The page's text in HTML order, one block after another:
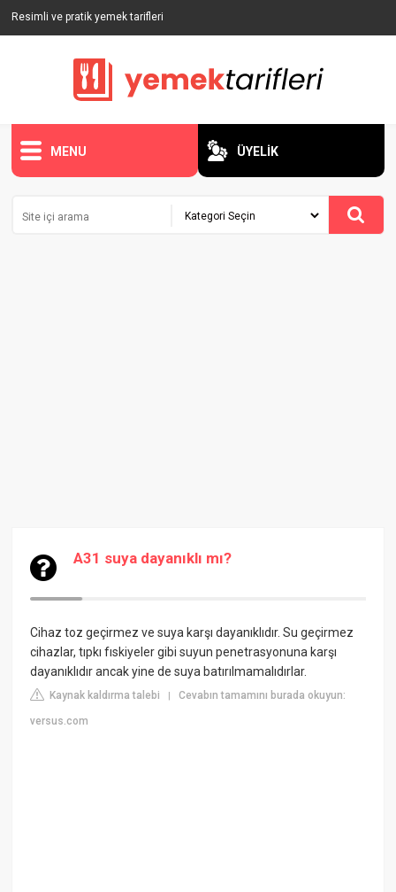
Resimli ve pratik yemek tarifleri
MENU ÜYELİK
A31 suya dayanıklı mı?
Cihaz toz geçirmez ve suya karşı dayanıklıdır. Su geçirmez
cihazlar, tıpkı fıskiyeler gibi suyun penetrasyonuna karşı
dayanıklıdır ancak yine de suya batırılmamalıdırlar.
Kaynak kaldırma talebi |Cevabın tamamını burada okuyun:
versus.com